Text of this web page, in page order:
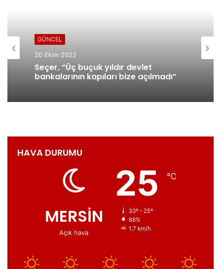
projeleri, uluslararası düzeyde tüm kulüplerin birlikte
hareket ettikleri projelerdir. Bu proje ile, bölge
çocuklarımızın sağlıklı bir gelecek için ihtiyaç duydukları
tıbbi donanımlara katkıda bulunup binlerce yeni doğan
gönderdiği mektubunu okudu. Büyükelçi Won İk LEE
mesajında, ‘’Dünyanın en büyük özel toplum hizmeti kulübü
halkları arasındaki sevgi ve özel ilişkinin güzel bir
örneğidir’’ diyerek teşekkür etti. Hakan Karaalioğlu daha
2430. Bölge Guvernörü Kemal Ketrez ise, “Yeni doğan
emeği geçen herkese teşekkür ederim. Üniversitemize bu
GÜNCEL
20 Ekim 2022
Seçer, “Üç buçuk yıldır devlet
bankalarının kapıları bize açılmadı”
HAVA DURUMU
MERSİN
Açık hava
25 ℃
33º - 25º
88%
1.7 km/h